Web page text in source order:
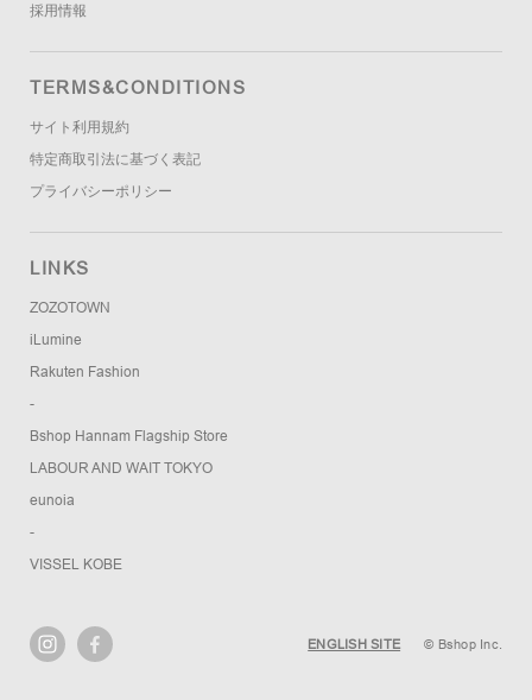
採用情報
TERMS&CONDITIONS
サイト利用規約
特定商取引法に基づく表記
プライバシーポリシー
LINKS
ZOZOTOWN
iLumine
Rakuten Fashion
-
Bshop Hannam Flagship Store
LABOUR AND WAIT TOKYO
eunoia
-
VISSEL KOBE
ENGLISH SITE © Bshop Inc.